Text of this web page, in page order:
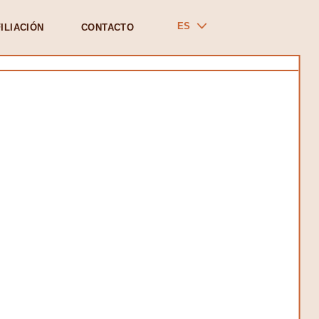
CONTACTO ES